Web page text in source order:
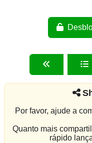
Por favor, ajude a
Quanto mais
rápido